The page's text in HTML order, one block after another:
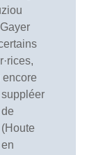
encore
suppléer